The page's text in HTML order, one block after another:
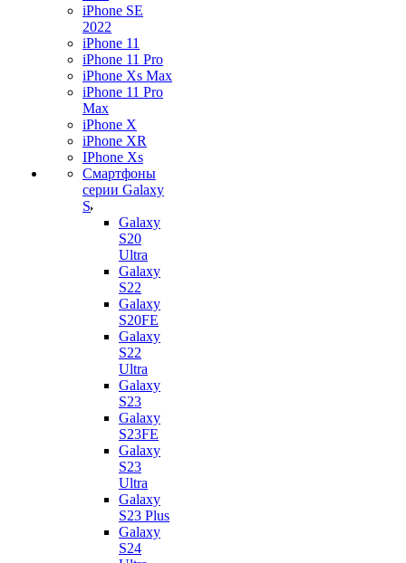
iPhone SE
2022
iPhone 11
iPhone 11 Pro
iPhone Xs Max
iPhone 11 Pro
Max
iPhone X
iPhone XR
IPhone Xs
Смартфоны
серии Galaxy
S
Galaxy
S20
Ultra
Galaxy
S22
Galaxy
S20FE
Galaxy
S22
Ultra
Galaxy
S23
Galaxy
S23FE
Galaxy
S23
Ultra
Galaxy
S23 Plus
Galaxy
S24